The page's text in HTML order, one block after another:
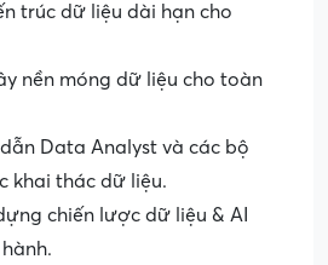
trúc dữ liệu dài hạn cho
nền móng dữ liệu cho toàn
Data Analyst và các bộ
khai thác dữ liệu.
chiến lược dữ liệu & AI